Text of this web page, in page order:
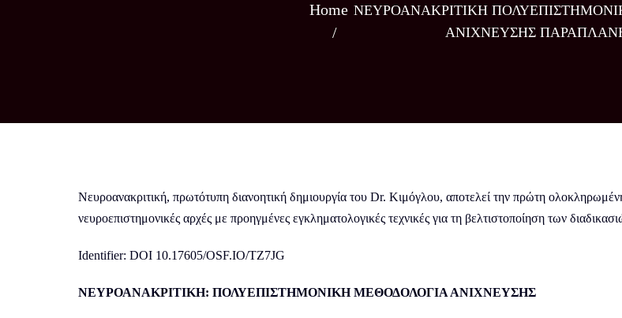
Home ΝΕΥΡΟΑΝΑΚΡΙΤΙΚΗ
ΑΝΙΧΝΕΥΣΗΣ
Νευροανακριτική, πρωτότυπη διανοητική δημιουργία του Dr. Κιμόγλου, αποτελεί την πρώτη
νευροεπιστημονικές αρχές με προηγμένες εγκληματολογικές τεχνικές για τη βελτιστοποίηση των
Identifier: DOI 10.17605/OSF.IO/TZ7JG
ΝΕΥΡΟΑΝΑΚΡΙΤΙΚΗ: ΠΟΛΥΕΠΙΣΤΗΜΟΝΙΚΗ ΜΕΘΟΔΟΛΟΓΙΑ ΑΝΙΧΝΕΥΣΗΣ